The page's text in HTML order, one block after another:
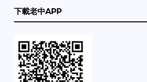
下載老中APP